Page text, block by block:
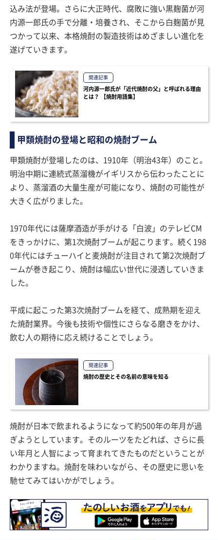
込み法が登場。さらに大正時代、腐敗に強い黒麹菌が河
内源一郎氏の手で分離・培養され、そこから白麹菌が見
つかって以来、本格焼酎の製造技術はめざましい進化を
遂げていきます。
関連記事
河内源一郎氏が「近代焼酎の父」と呼ばれる理由
とは？ 【焼酎用語集】
甲類焼酎の登場と昭和の焼酎ブーム
甲類焼酎が登場したのは、1910年（明治43年）のこと。
明治中期に連続式蒸溜機がイギリスから伝わったことに
より、蒸溜酒の大量生産が可能になり、焼酎の可能性が
大きく広がりました。
1970年代には薩摩酒造が手がける「白波」のテレビCM
をきっかけに、第1次焼酎ブームが起こります。続く198
0年代にはチューハイと麦焼酎が注目されて第2次焼酎ブ
ームが巻き起こり、焼酎は幅広い世代に浸透していきま
した。
平成に起こった第3次焼酎ブームを経て、成熟期を迎え
た焼酎業界。今後も技術や個性にさらなる磨きをかけ、
飲む人の期待に応え続けることでしょう。
関連記事
焼酎の歴史とその名前の意味を知る
焼酎が日本で飲まれるようになって約500年の年月が過
ぎようとしています。そのルーツをたどれば、さらに長
い年月と人智によって育まれてきたものだということが
わかりますね。焼酎を味わいながら、その歴史に思いを
馳せてみてはいかがでしょう。